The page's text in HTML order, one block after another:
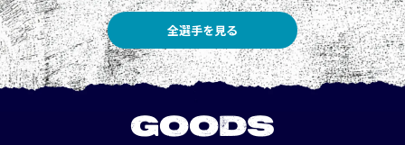
全選手を見る
GOODS